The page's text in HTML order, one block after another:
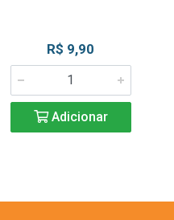
R$ 9,90
Adicionar